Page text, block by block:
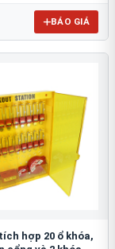
LG15
BÁO GIÁ
hợp 20 ổ khóa,